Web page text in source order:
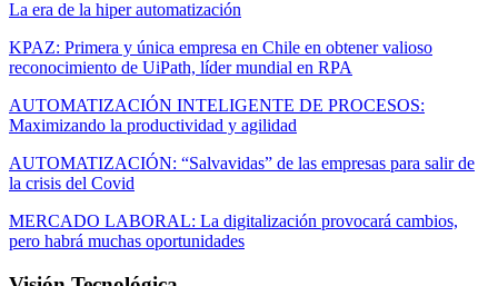
La era de la hiper automatización
KPAZ: Primera y única empresa en Chile en obtener valioso
reconocimiento de UiPath, líder mundial en RPA
AUTOMATIZACIÓN INTELIGENTE DE PROCESOS:
Maximizando la productividad y agilidad
AUTOMATIZACIÓN: “Salvavidas” de las empresas para salir de
la crisis del Covid
MERCADO LABORAL: La digitalización provocará cambios,
pero habrá muchas oportunidades